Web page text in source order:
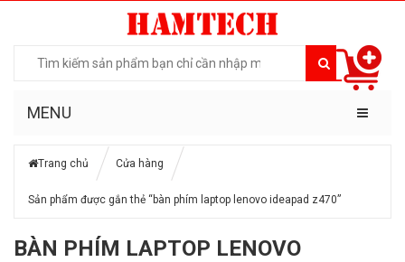
MENU
Trang chủ Cửa hàng
Sản phẩm được gắn thẻ “bàn phím laptop lenovo ideapad z470”
BÀN PHÍM LAPTOP LENOVO